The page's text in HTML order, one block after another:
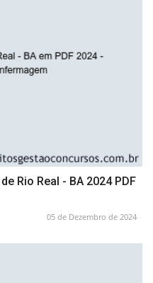
Rio Real - BA 2024 PDF
05 de Dezembro de 2024